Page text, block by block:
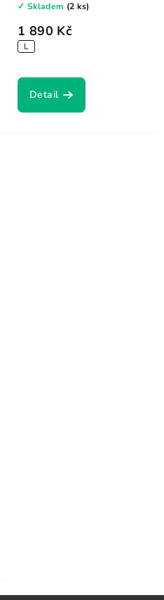
1 890 Kč
L
✓ Skladem (2 ks)
Detail